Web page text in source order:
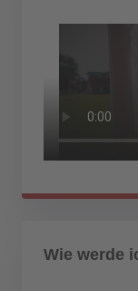
Wie werde